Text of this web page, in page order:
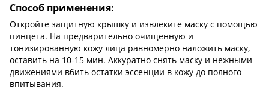
Способ применения:
Откройте защитную крышку и извлеките маску с помощью
пинцета. На предварительно очищенную и
тонизированную кожу лица равномерно наложить маску,
оставить на 10-15 мин. Аккуратно снять маску и нежными
движениями вбить остатки эссенции в кожу до полного
впитывания.